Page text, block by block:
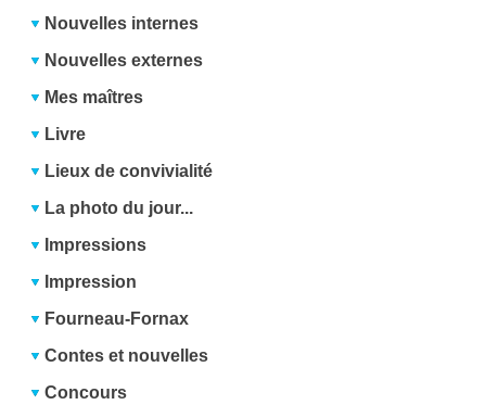
Nouvelles internes
Nouvelles externes
Mes maîtres
Livre
Lieux de convivialité
La photo du jour...
Impressions
Impression
Fourneau-Fornax
Contes et nouvelles
Concours